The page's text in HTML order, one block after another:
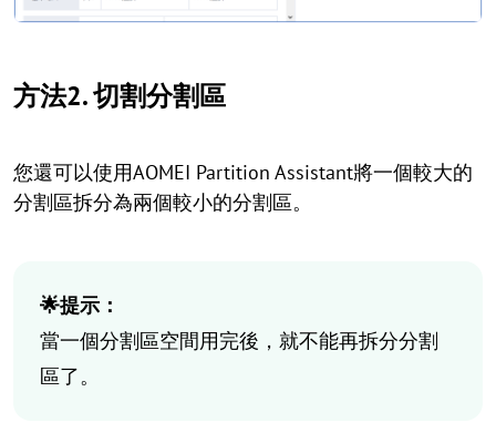
方法2. 切割分割區
您還可以使用AOMEI Partition Assistant將一個較大的
分割區拆分為兩個較小的分割區。
🌟提示：
當一個分割區空間用完後，就不能再拆分分割
區了。